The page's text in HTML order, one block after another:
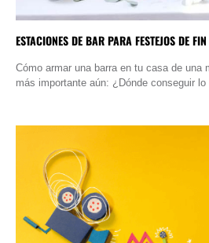
ESTACIONES DE BAR PARA FESTEJOS DE
Cómo armar una barra en tu casa de una
más importante aún: ¿Dónde conseguir